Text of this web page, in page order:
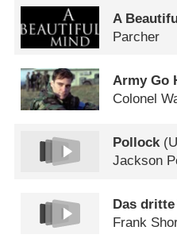
A
Parcher
Army Go
Colonel
Pollock(
Jackson
Das
Frank